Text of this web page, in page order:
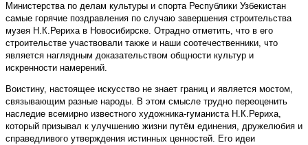
Министерства по делам культуры и спорта Республики Узбекистан
самые горячие поздравления по случаю завершения строительства
музея Н.К.Рериха в Новосибирске. Отрадно отметить, что в его
строительстве участвовали также и наши соотечественники, что
является наглядным доказательством общности культур и
искренности намерений.
Воистину, настоящее искусство не знает границ и является мостом,
связывающим разные народы. В этом смысле трудно переоценить
наследие всемирно известного художника-гуманиста Н.К.Рериха,
который призывал к улучшению жизни путём единения, дружелюбия и
справедливого утверждения истинных ценностей. Его идеи